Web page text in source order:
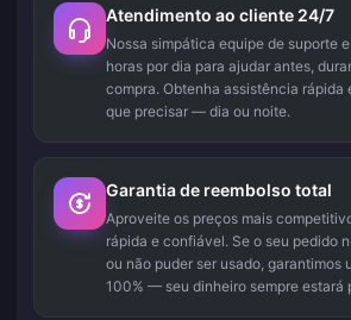
Atendimento ao cliente 24/7
Nossa simpática equipe de suporte
horas por dia para ajudar antes,
compra. Obtenha assistência rápida
que precisar — dia ou noite.
Garantia de reembolso total
Aproveite os preços mais
rápida e confiável. Se o seu pedido
ou não puder ser usado, garantimos
100% — seu dinheiro sempre estará